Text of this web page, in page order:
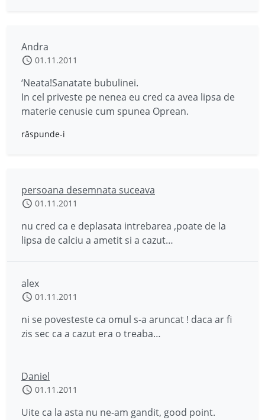
Andra
01.11.2011
‘Neata!Sanatate bubulinei.
In cel priveste pe nenea eu cred ca avea lipsa de
materie cenusie cum spunea Oprean.
răspunde-i
persoana desemnata suceava
01.11.2011
nu cred ca e deplasata intrebarea ,poate de la
lipsa de calciu a ametit si a cazut…
alex
01.11.2011
ni se povesteste ca omul s-a aruncat ! daca ar fi
zis sec ca a cazut era o treaba…
Daniel
01.11.2011
Uite ca la asta nu ne-am gandit, good point.